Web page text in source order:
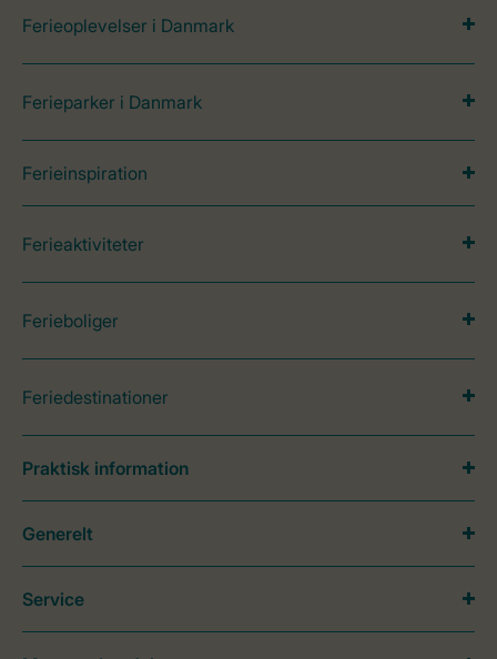
Ferieoplevelser i Danmark
Ferieparker i Danmark
Ferieinspiration
Ferieaktiviteter
Ferieboliger
Feriedestinationer
Praktisk information
Generelt
Service